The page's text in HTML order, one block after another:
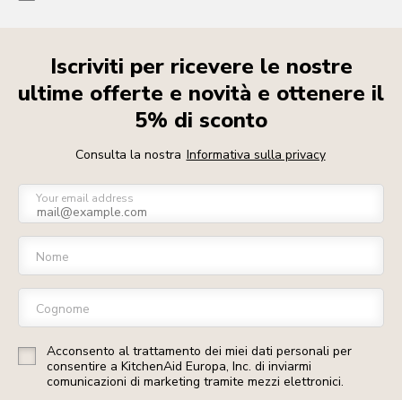
Iscriviti per ricevere le nostre
ultime offerte e novità e ottenere il
5% di sconto
Consulta la nostra Informativa sulla privacy
Your email address
Nome
Cognome
Acconsento al trattamento dei miei dati personali per
consentire a KitchenAid Europa, Inc. di inviarmi
comunicazioni di marketing tramite mezzi elettronici.